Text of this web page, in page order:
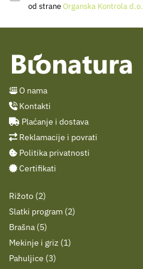
od straneOrganska Kontrola
O nama
Kontakti
Plaćanje i dostava
Reklamacije i povrati
Politika privatnosti
Certifikati
Rižoto 2
Slatki program 2
Brašna 5
Mekinje i griz 1
Pahuljice 3